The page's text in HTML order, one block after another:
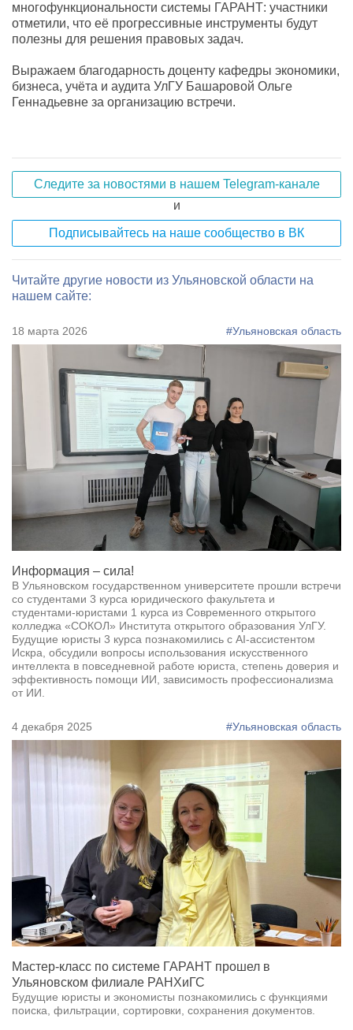
многофункциональности системы ГАРАНТ: участники
отметили, что её прогрессивные инструменты будут
полезны для решения правовых задач.
Выражаем благодарность доценту кафедры экономики,
бизнеса, учёта и аудита УлГУ Башаровой Ольге
Геннадьевне за организацию встречи.
Следите за новостями в нашем Telegram-канале
и
Подписывайтесь на наше сообщество в ВК
Читайте другие новости из Ульяновской области на
нашем сайте:
18 марта 2026 #Ульяновская область
Информация – сила!
В Ульяновском государственном университете прошли встречи
со студентами 3 курса юридического факультета и
студентами-юристами 1 курса из Современного открытого
колледжа «СОКОЛ» Института открытого образования УлГУ.
Будущие юристы 3 курса познакомились с AI-ассистентом
Искра, обсудили вопросы использования искусственного
интеллекта в повседневной работе юриста, степень доверия и
эффективность помощи ИИ, зависимость профессионализма
от ИИ.
4 декабря 2025 #Ульяновская область
Мастер-класс по системе ГАРАНТ прошел в
Ульяновском филиале РАНХиГС
Будущие юристы и экономисты познакомились с функциями
поиска, фильтрации, сортировки, сохранения документов.